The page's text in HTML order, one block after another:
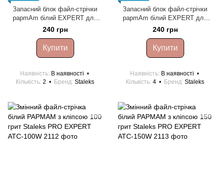
Запасний блок файл-стрічки
papmAm білий EXPERT для
пластикової котушки STALEKS
PRO 180 грит
240 грн
Купити
Наявність В наявності
Кількість 2 Бренд Staleks
Запасний блок файл-стрічки
papmAm білий EXPERT для
пластикової котушки STALEKS
PRO 240 грит
240 грн
Купити
Наявність В наявності
Кількість 4 Бренд Staleks